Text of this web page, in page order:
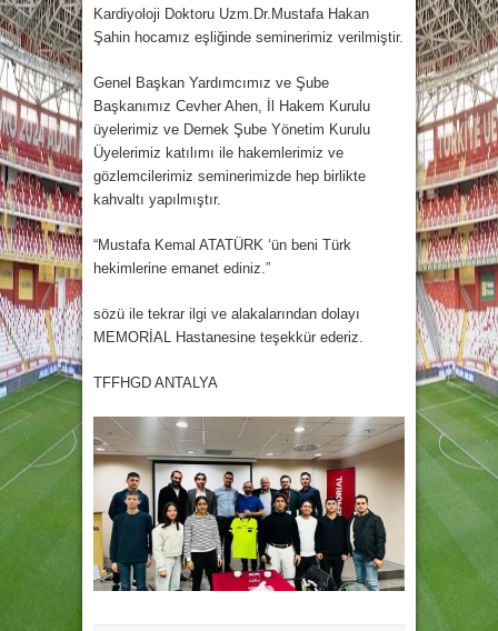
Kardiyoloji Doktoru Uzm.Dr.Mustafa Hakan
Şahin hocamız eşliğinde seminerimiz verilmiştir.
Genel Başkan Yardımcımız ve Şube
Başkanımız Cevher Ahen, İl Hakem Kurulu
üyelerimiz ve Dernek Şube Yönetim Kurulu
Üyelerimiz katılımı ile hakemlerimiz ve
gözlemcilerimiz seminerimizde hep birlikte
kahvaltı yapılmıştır.
“Mustafa Kemal ATATÜRK ‘ün beni Türk
hekimlerine emanet ediniz.”
sözü ile tekrar ilgi ve alakalarından dolayı
MEMORİAL Hastanesine teşekkür ederiz.
TFFHGD ANTALYA